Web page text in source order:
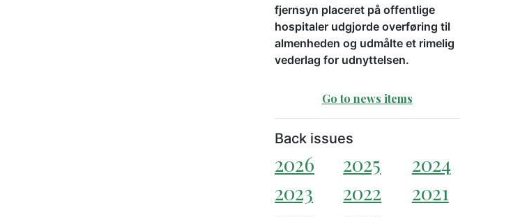
fjernsyn placeret på offentlige
hospitaler udgjorde overføring til
almenheden og udmålte et rimelig
vederlag for udnyttelsen.
Go to news items
Back issues
2026 2025
2024
2023
2022
2021